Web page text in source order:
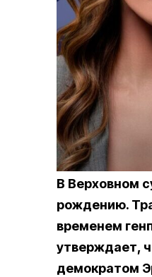
В Верховном
рождению.
временем
утверждает,
демократом